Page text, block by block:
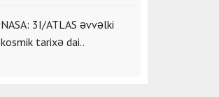
NASA: 3I/ATLAS əvvəlki
kosmik tarixə dai..